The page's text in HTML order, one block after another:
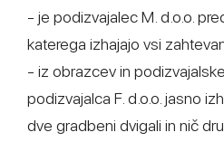
- je podizvajalec M. d.o.o.
katerega izhajajo vsi
- iz obrazcev in
podizvajalca F. d.o.o. jasno
dve gradbeni dvigali in nič